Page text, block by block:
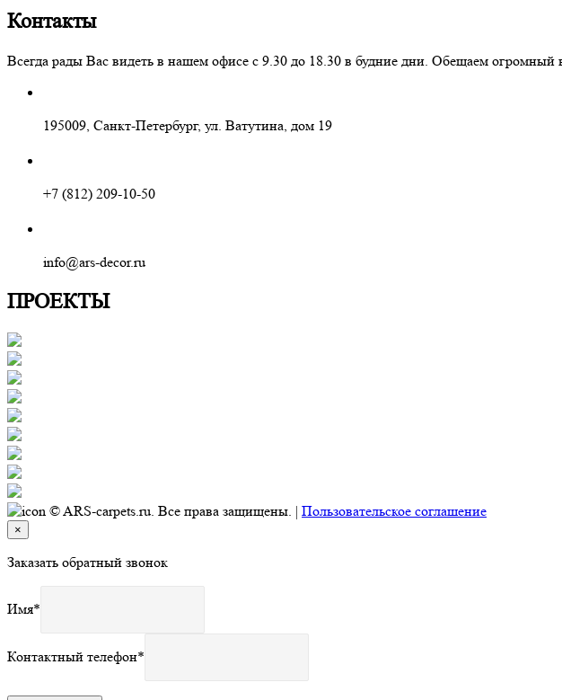
Контакты
Всегда рады Вас видеть в нашем офисе с 9.30 до 18.30 в будние дни. Обещаем
195009, Санкт-Петербург, ул. Ватутина, дом 19
+7 (812) 209-10-50
info@ars-decor.ru
ПРОЕКТЫ
© ARS-carpets.ru. Все права защищены. | Пользовательское соглашение
×
Заказать обратный звонок
Имя*
Контактный телефон*